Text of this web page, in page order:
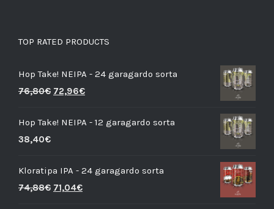
TOP RATED PRODUCTS
Hop Take! NEIPA - 24 garagardo sorta
76,80€ 72,96€
Hop Take! NEIPA - 12 garagardo sorta
38,40€
Kloratipa IPA - 24 garagardo sorta
74,88€ 71,04€